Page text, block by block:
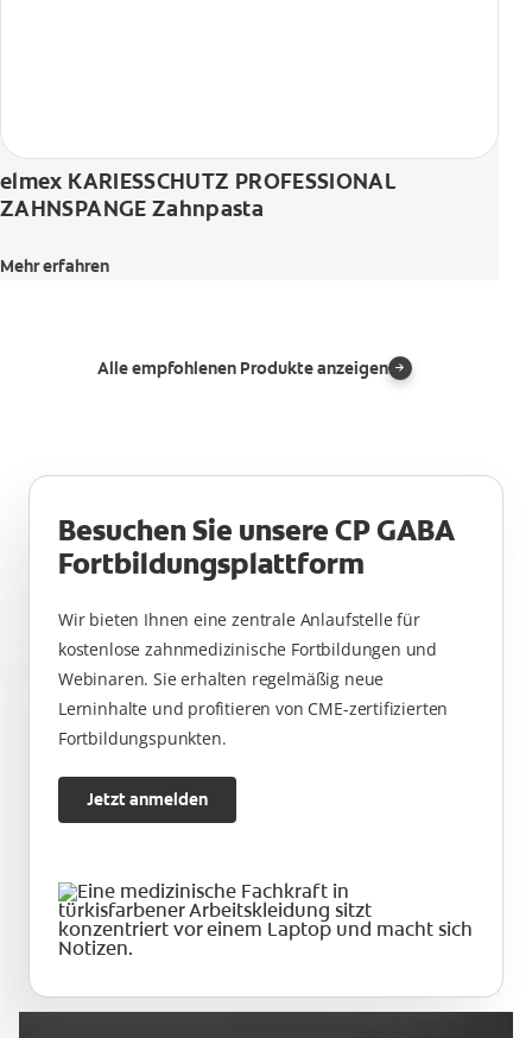
elmex KARIESSCHUTZ PROFESSIONAL
ZAHNSPANGE Zahnpasta
Mehr erfahren
Alle empfohlenen Produkte anzeigen
Besuchen Sie unsere CP GABA
Fortbildungsplattform
Wir bieten Ihnen eine zentrale Anlaufstelle für
kostenlose zahnmedizinische Fortbildungen und
Webinaren. Sie erhalten regelmäßig neue
Lerninhalte und profitieren von CME-zertifizierten
Fortbildungspunkten.
Jetzt anmelden